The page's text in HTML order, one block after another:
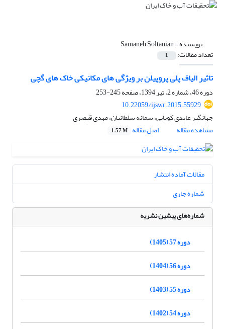
نویسنده =Samaneh Soltanian
تعداد مقالات: 1
تاثیر الیاف پلی پروپیلن بر ویژگی های مکانیکی خاک های گچی
دوره 46، شماره 2، تیر 1394، صفحه
245-253
10.22059/ijswr.2015.55929
جهانگیر عابدی کوپایی، سمانه سلطانیان، مهدی قیصری
مشاهده مقاله
اصل مقاله 1.57 M
مقالات آماده انتشار
شماره جاری
شماره‌های پیشین نشریه
دوره 57 (1405)
دوره 56 (1404)
دوره 55 (1403)
دوره 54 (1402)